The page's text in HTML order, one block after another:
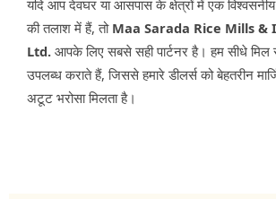
यदि आप देवघर या आसपास के क्षेत्रों में एक विश्वसनीय
की तलाश में हैं, तो Maa Sarada Rice Mills
Ltd. आपके लिए सबसे सही पार्टनर है। हम सीधे
उपलब्ध कराते हैं, जिससे हमारे डीलर्स को बेहतरीन
अटूट भरोसा मिलता है।